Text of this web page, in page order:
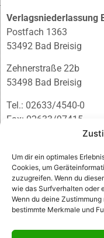
Um dir ein optimales
Cookies, um
zuzugreifen. Wenn du
wie das Surfverhalten oder
Wenn du deine
bestimmte Merkmale und
Verlagsniederlassung
Postfach 1363
53492 Bad Breisig
Zehnerstraße 22b
53498 Bad Breisig
Tel.: 02633/4540-0
Fax: 02633/97415